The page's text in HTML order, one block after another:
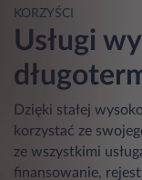
KORZYŚCI
Usługi
Dzięki stałej
korzystać ze
ze wszystkimi
finansowanie,